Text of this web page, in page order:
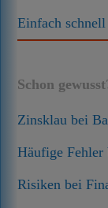
Einfach
Schon
Zinsklau bei
Häufige Fehler
Risiken bei